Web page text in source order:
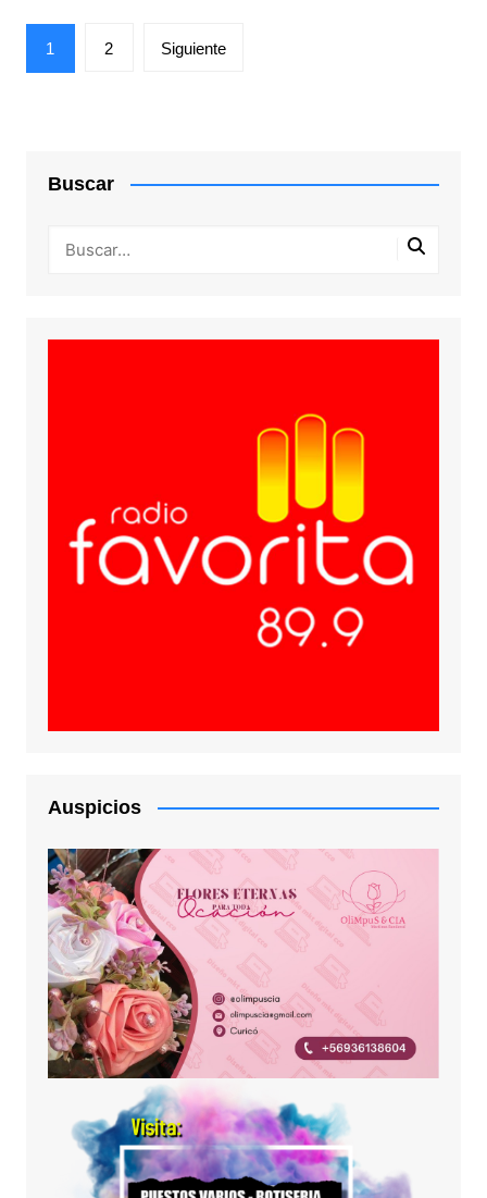
Paginación
de
1 2 Siguiente
Buscar
Auspicios